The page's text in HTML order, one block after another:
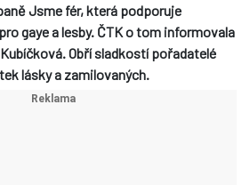
Jsme fér, která podporuje
gaye a lesby. ČTK o tom informovala
Obří sladkostí pořadatelé
lásky a zamilovaných.